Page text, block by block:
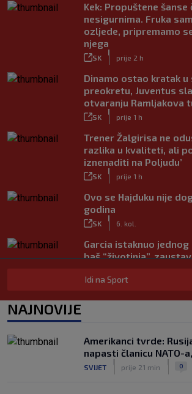
Kek: Propuštene šanse
nesigurnima. Fruka
ozljede, pripremamo
njega
SK prije 2 h
Dinamo ostao kratak u
preokretu, Juventus
otvaranju Ramljakova
SK prije 1 h
Trener Žalgirisa ne
razlika u kvaliteti, ali
iznenaditi na Poljudu’
SK prije 1 h
Ovo se Hajduku nije
godina
SK 6. kol.
Garcia istaknuo jednog
baš “životinja”,
SK
|
6. kol.
Junak riječke pobjede
SK
|
6. kol.
Pajaziti: Pokušat ćemo
Idi na Sport
NAJNOVIJE
Amerikanci tvrde:
napasti članicu NATO-
SVIJET prije 21 min 0